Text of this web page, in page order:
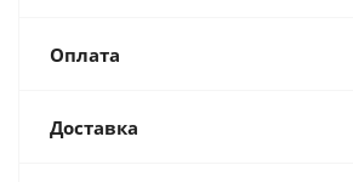
Оплата
Доставка